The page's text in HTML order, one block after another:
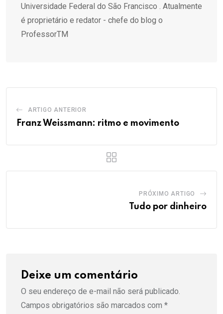
Universidade Federal do São Francisco . Atualmente
é proprietário e redator - chefe do blog o
ProfessorTM
ARTIGO ANTERIOR
Franz Weissmann: ritmo e movimento
PRÓXIMO ARTIGO
Tudo por dinheiro
Deixe um comentário
O seu endereço de e-mail não será publicado.
Campos obrigatórios são marcados com *